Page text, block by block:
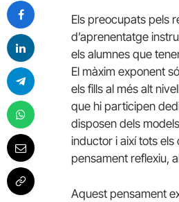
Els preocupats pels
d’aprenentatge
els alumnes que
El màxim exponent
els fills al més alt
que hi participen
disposen dels
inductor i així tots
pensament reflexiu,
Aquest pensament